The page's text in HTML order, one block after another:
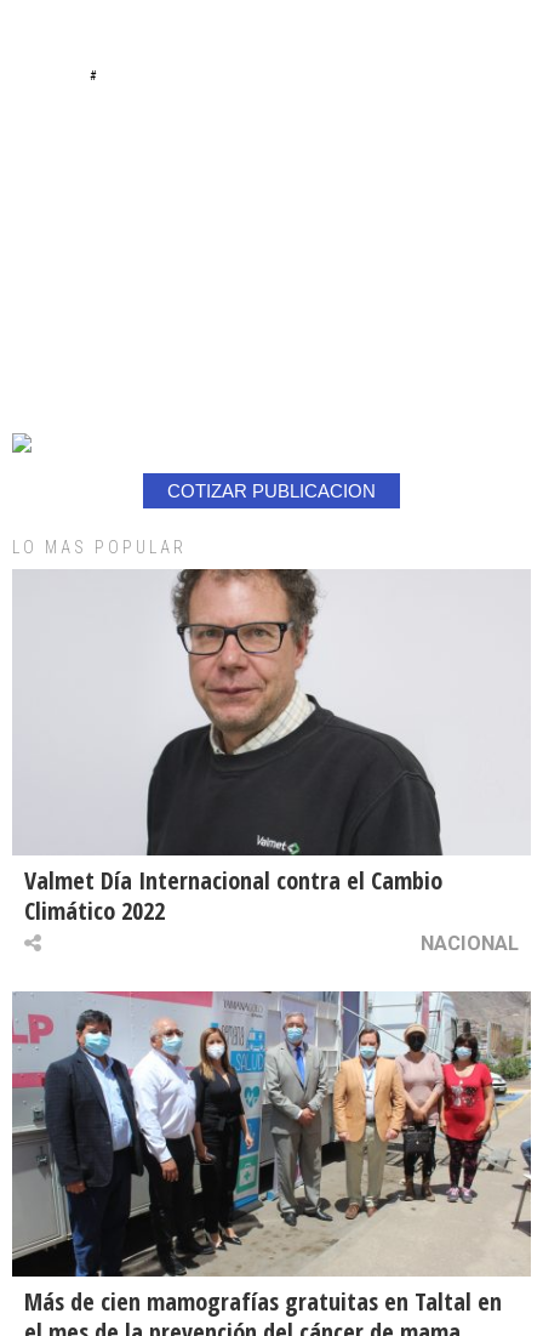
#
COTIZAR PUBLICACION
LO MAS POPULAR
Valmet Día Internacional contra el Cambio
Climático 2022
NACIONAL
Más de cien mamografías gratuitas en Taltal en